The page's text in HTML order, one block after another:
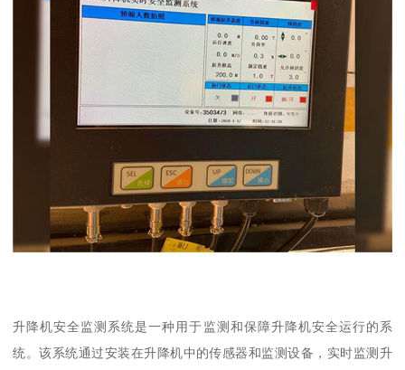
升降机安全监测系统是一种用于监测和保障升降机安全运行的系
统。该系统通过安装在升降机中的传感器和监测设备，实时监测升